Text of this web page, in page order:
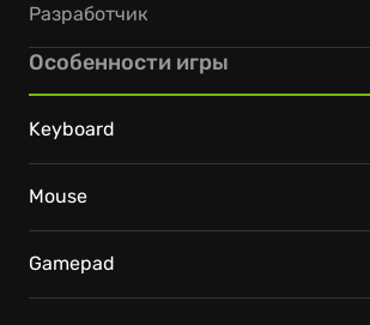
Разработчик
Особенности игры
Keyboard
Mouse
Gamepad